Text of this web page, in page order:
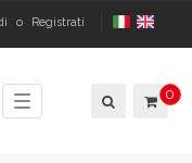
o Registrati
Toggle
navigation
0